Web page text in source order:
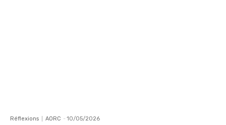
Réflexions AORC - 10/05/2026